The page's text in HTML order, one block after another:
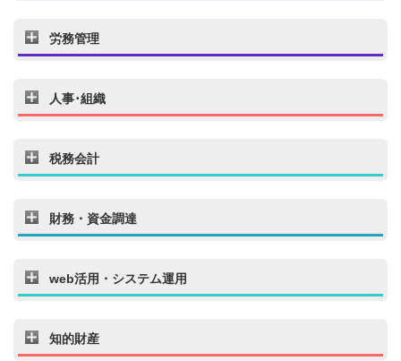
労務管理
人事･組織
税務会計
財務・資金調達
web活用・システム運用
知的財産